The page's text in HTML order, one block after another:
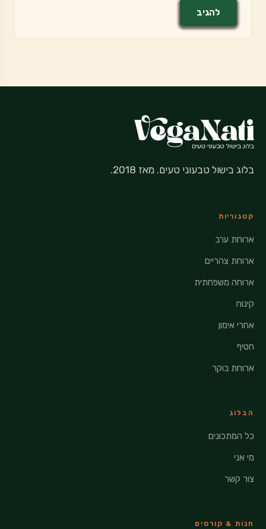
בלוג בישול טבעוני טעים. מאז 2018.
קטגוריות
ארוחת ערב
ארוחת צהריים
ארוחה משפחתית
קינוח
אחרי אימון
חטיף
ארוחת בוקר
הבלוג
כל המתכונים
מי אני
צור קשר
חנות & קורסים